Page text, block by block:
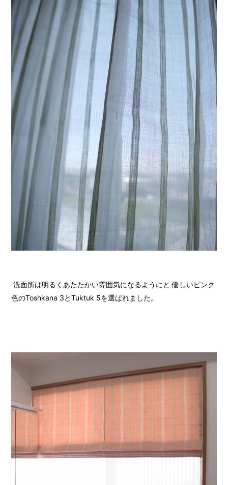
洗面所は明るくあたたかい雰囲気になるようにと 優しいピンク
色のToshkana 3とTuktuk 5を選ばれました。